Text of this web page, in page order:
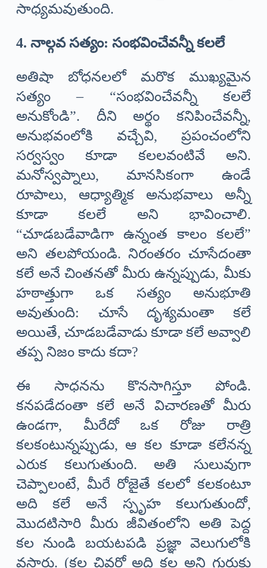
సాధ్యమవుతుంది.
4. నాల్గవ సత్యం: సంభవించేవన్నీ కలలే
అతిషా బోధనలలో మరొక ముఖ్యమైన
సత్యం – “సంభవించేవన్నీ కలలే
అనుకోండి”. దీని అర్థం కనిపించేవన్నీ,
అనుభవంలోకి వచ్చేవి, ప్రపంచంలోని
సర్వస్వం కూడా కలలవంటివే అని.
మనోస్వప్నాలు, మానసికంగా ఉండే
రూపాలు, ఆధ్యాత్మిక అనుభవాలు అన్నీ
కూడా కలలే అని భావించాలి.
“చూడబడేవాడిగా ఉన్నంత కాలం కలలే”
అని తలపోయండి. నిరంతరం చూసేదంతా
కలే అనే చింతనతో మీరు ఉన్నప్పుడు, మీకు
హఠాత్తుగా ఒక సత్యం అనుభూతి
అవుతుంది: చూసే దృశ్యమంతా కలే
అయితే, చూడబడేవాడు కూడా కలే అవ్వాలి
తప్ప నిజం కాదు కదా?
ఈ సాధనను కొనసాగిస్తూ పోండి.
కనపడేదంతా కలే అనే విచారణతో మీరు
ఉండగా, మీరేదో ఒక రోజు రాత్రి
కలకంటున్నప్పుడు, ఆ కల కూడా కలేనన్న
ఎరుక కలుగుతుంది. అతి సులువుగా
చెప్పాలంటే, మీరే రోజైతే కలలో కలకంటూ
అది కలే అనే స్పృహ కలుగుతుందో,
మొదటిసారి మీరు జీవితంలోని అతి పెద్ద
కల నుండి బయటపడి ప్రజ్ఞా వెలుగులోకి
వస్తారు. (కల చివర్లో అది కల అని గుర్తుకు